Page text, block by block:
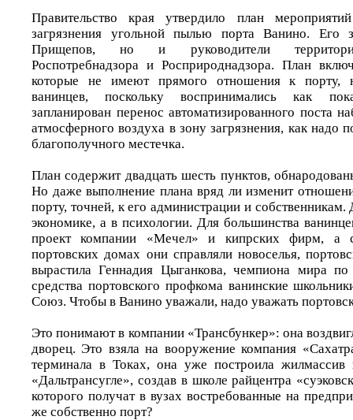
Правительство края утвердило план
загрязнения угольной пылью порта Ванино. Его
Прищепов, но и руководители
Роспотребнадзора и Росприроднадзора. План
которые не имеют прямого отношения к порту,
ванинцев, поскольку воспринимались как
запланирован перенос автоматизированного поста
атмосферного воздуха в зону загрязнения, как надо
благополучного местечка.
План содержит двадцать шесть пунктов,
Но даже выполнение плана вряд ли изменит
порту, точней, к его администрации и собственникам.
экономике, а в психологии. Для большинства
проект компании «Мечел» и кипрских фирм, а
портовских домах они справляли новоселья,
вырастила Геннадия Цыганкова, чемпиона мира
средства портовского профкома ванинские
Союз. Чтобы в Ванино уважали, надо уважать
Это понимают в компании «Трансбункер»: она
дворец. Это взяла на вооружение компания
терминала в Токах, она уже построила
«Дальтрансугле», создав в школе райцентра
которого получат в вузах востребованные на
же собственно порт?